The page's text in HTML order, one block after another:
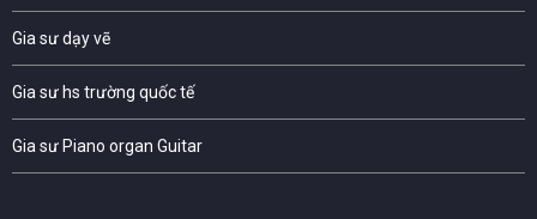
Gia sư dạy vẽ
Gia sư hs trường quốc tế
Gia sư Piano organ Guitar